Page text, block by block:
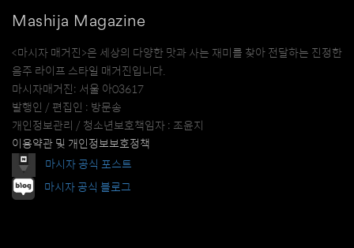
Mashija Magazine
<마시자 매거진>은 세상의 다양한 맛과 사는 재미를 찾아 전달하는 진정한
음주 라이프 스타일 매거진입니다.
마시자매거진: 서울 아03617
발행인 / 편집인 : 방문송
개인정보관리 / 청소년보호책임자 : 조윤지
이용약관 및 개인정보보호정책
마시자 공식 포스트
마시자 공식 블로그